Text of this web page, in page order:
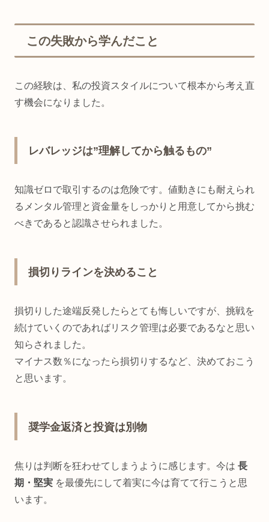
この失敗から学んだこと
この経験は、私の投資スタイルについて根本から考え直
す機会になりました。
レバレッジは”理解してから触るもの”
知識ゼロで取引するのは危険です。値動きにも耐えられ
るメンタル管理と資金量をしっかりと用意してから挑む
べきであると認識させられました。
損切りラインを決めること
損切りした途端反発したらとても悔しいですが、挑戦を
続けていくのであればリスク管理は必要であるなと思い
知らされました。
マイナス数％になったら損切りするなど、決めておこう
と思います。
奨学金返済と投資は別物
焦りは判断を狂わせてしまうように感じます。今は 長
期・堅実 を最優先にして着実に今は育てて行こうと思
います。